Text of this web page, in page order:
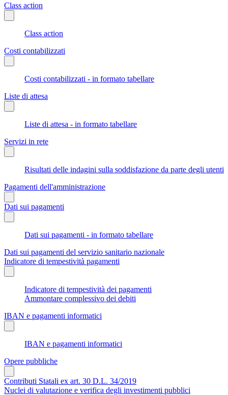
Class action
Class action
Costi contabilizzati
Costi contabilizzati - in formato tabellare
Liste di attesa
Liste di attesa - in formato tabellare
Servizi in rete
Risultati delle indagini sulla soddisfazione da parte degli utenti
Pagamenti dell'amministrazione
Dati sui pagamenti
Dati sui pagamenti - in formato tabellare
Dati sui pagamenti del servizio sanitario nazionale
Indicatore di tempestività pagamenti
Indicatore di tempestività dei pagamenti
Ammontare complessivo dei debiti
IBAN e pagamenti informatici
IBAN e pagamenti informatici
Opere pubbliche
Contributi Statali ex art. 30 D.L. 34/2019
Nuclei di valutazione e verifica degli investimenti pubblici